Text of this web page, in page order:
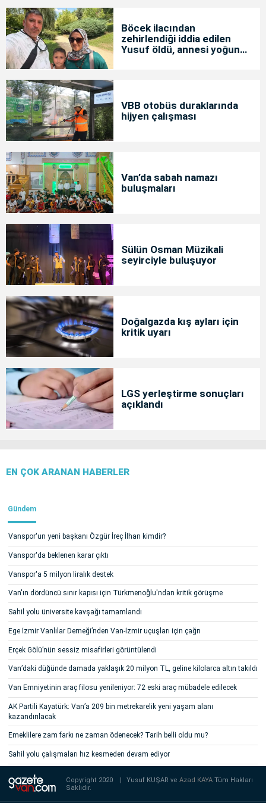
Böcek ilacından
zehirlendiği iddia edilen
Yusuf öldü, annesi yoğun
VBB otobüs duraklarında
hijyen çalışması
Van’da sabah namazı
buluşmaları
Sülün Osman Müzikali
seyirciyle buluşuyor
Doğalgazda kış ayları için
kritik uyarı
LGS yerleştirme sonuçları
açıklandı
EN ÇOK ARANAN HABERLER
Gündem
Vanspor'un yeni başkanı Özgür İreç İlhan kimdir?
Vanspor'da beklenen karar çıktı
Vanspor'a 5 milyon liralık destek
Van'ın dördüncü sınır kapısı için Türkmenoğlu'ndan kritik görüşme
Sahil yolu üniversite kavşağı tamamlandı
Ege İzmir Vanlılar Derneği’nden Van-İzmir uçuşları için çağrı
Erçek Gölü’nün sessiz misafirleri görüntülendi
Van’daki düğünde damada yaklaşık 20 milyon TL, geline kilolarca altın takıldı
Van Emniyetinin araç filosu yenileniyor: 72 eski araç mübadele edilecek
AK Partili Kayatürk: Van’a 209 bin metrekarelik yeni yaşam alanı
kazandırılacak
Emeklilere zam farkı ne zaman ödenecek? Tarih belli oldu mu?
Sahil yolu çalışmaları hız kesmeden devam ediyor
Copyright 2020 | Yusuf KUŞAR veAzad KAYATüm Hakları
Saklıdır.